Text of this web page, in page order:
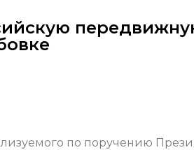
по поручению